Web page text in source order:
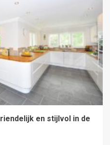
en stijlvol in de